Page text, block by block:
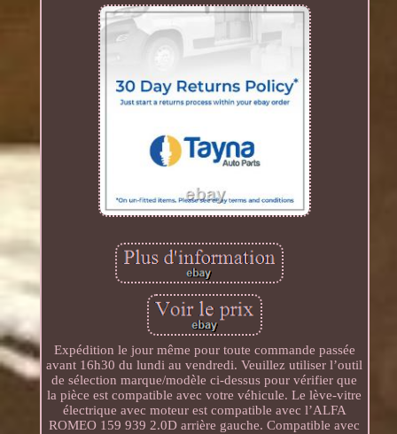
Expédition le jour même pour toute commande passée
avant 16h30 du lundi au vendredi. Veuillez utiliser l’outil
de sélection marque/modèle ci-dessus pour vérifier que
la pièce est compatible avec votre véhicule. Le lève-vitre
électrique avec moteur est compatible avec l’ALFA
ROMEO 159 939 2.0D arrière gauche. Compatible avec